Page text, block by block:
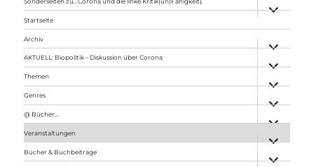
anzeigen
Startseite
Archiv
anzeigen
AKTUELL: Biopolitik – Diskussion über Corona
anzeigen
Themen
anzeigen
Genres
anzeigen
@ Bücher…
Veranstaltungen
anzeigen
Bücher & Buchbeiträge